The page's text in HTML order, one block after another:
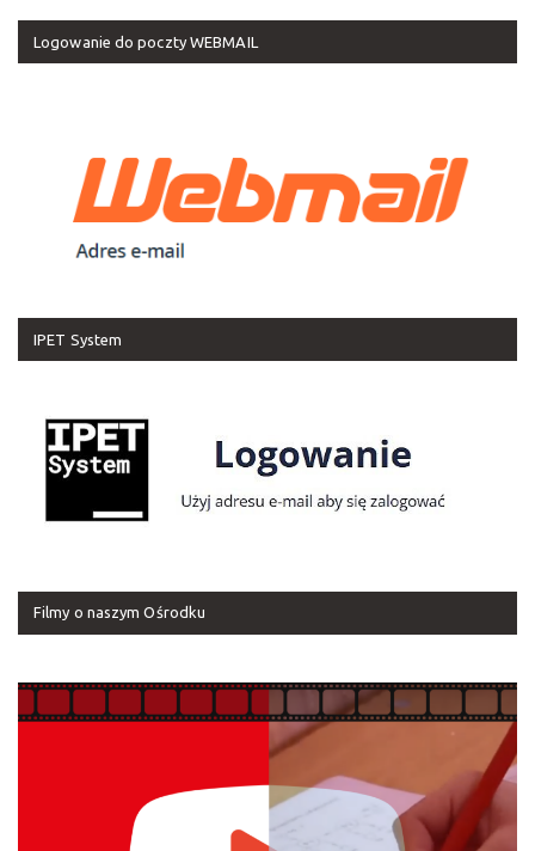
Logowanie do poczty WEBMAIL
IPET System
Filmy o naszym Ośrodku